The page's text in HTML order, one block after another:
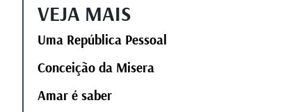
VEJA MAIS
Uma República Pessoal
Conceição da Misera
Amar é saber